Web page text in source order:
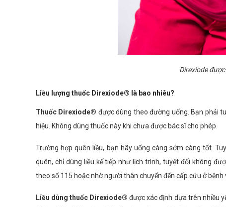
Direxiode
Liều lượng thuốc Direxiode® là bao nhiêu?
Thuốc Direxiode® được dùng theo đường uống. Bạn phải
hiệu. Không dùng thuốc này khi chưa được bác sĩ cho phép.
Trường hợp quên liều, bạn hãy uống càng sớm càng tốt.
quên, chỉ dùng liều kế tiếp như lịch trình, tuyệt đối không
theo số 115 hoặc nhờ người thân chuyển đến cấp cứu ở bệnh
Liều dùng thuốc Direxiode®được xác định dựa trên nhiều